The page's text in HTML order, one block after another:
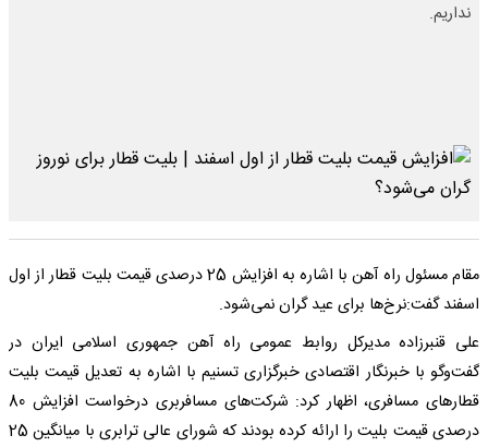
نداریم.
مقام مسئول راه ‌آهن با اشاره به افزایش 25 درصدی قیمت بلیت قطار از اول
اسفند گفت:نرخ‌ها برای عید گران نمی‌شود.
علی قنبرزاده مدیرکل روابط عمومی راه آهن جمهوری اسلامی ایران در
گفت‌‌وگو با خبرنگار اقتصادی خبرگزاری تسنیم با اشاره به تعدیل قیمت بلیت
قطارهای مسافری، اظهار کرد: شرکت‌های مسافربری درخواست افزایش 80
درصدی قیمت بلیت را ارائه کرده بودند که شورای عالی ترابری با میانگین 25